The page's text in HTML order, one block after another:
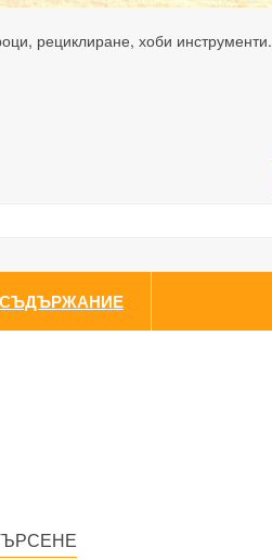
рециклиране, хоби инструменти.
СЪДЪРЖАНИЕ